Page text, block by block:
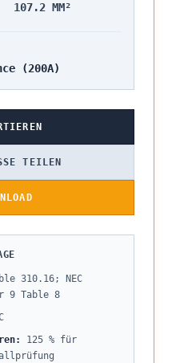
107.2 MM²
(200A)
TEILEN
310.16; NEC
9 Table 8
: 125 % für